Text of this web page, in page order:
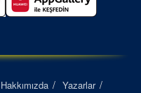
Hakkımızda
Yazarlar